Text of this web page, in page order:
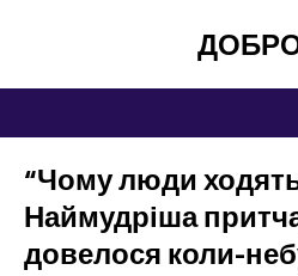
“Чому люди
Наймудріша
довелося коли-